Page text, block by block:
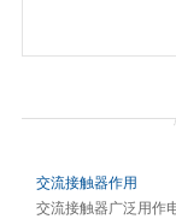
交流接触器作用
交流接触器广泛用作